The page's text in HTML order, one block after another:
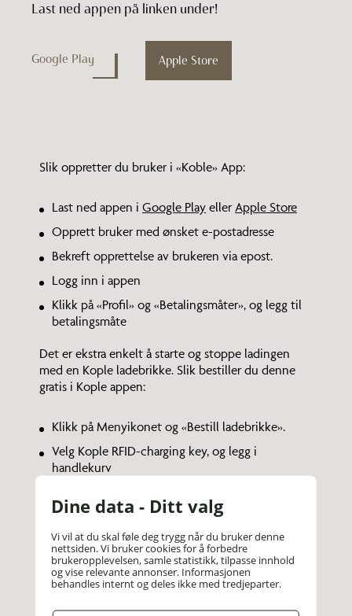
Dine data - Ditt valg
Vi vil at du skal føle deg trygg når du bruker denne
nettsiden. Vi bruker cookies for å forbedre
brukeropplevelsen, samle statistikk, tilpasse innhold
og vise relevante annonser. Informasjonen
behandles internt og deles ikke med tredjeparter.
Last ned appen på linken under!
Google Play Apple Store
Slik oppretter du bruker i «Koble» App:
Last ned appen i Google Play ellerApple Store
Opprett bruker med ønsket e-postadresse
Bekreft opprettelse av brukeren via epost.
Logg inn i appen
Klikk på «Profil» og «Betalingsmåter», og legg til
betalingsmåte
Det er ekstra enkelt å starte og stoppe ladingen
med en Kople ladebrikke. Slik bestiller du denne
gratis i Kople appen:
Klikk på Menyikonet og «Bestill ladebrikke».
Velg Kople RFID-charging key, og legg i
handlekurv
at adressen er riktig
Legg til betalingsmåten du ønsker å benytte til å
betale for ladeøktene
Klikk «Send inn». Du vil motta ladebrikken i
posten om få virkedager. Ladebrikken er da klar
for bruk på alle Koples offentlige ladere.